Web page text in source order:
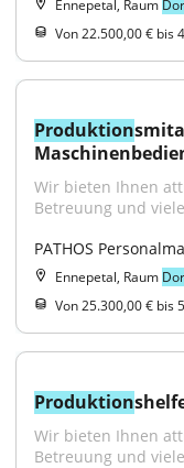
Ennepetal, Raum
Von 22.500,00 € bis
Produktion
Wir bieten Ihnen
Betreuung und
PATHOS
Ennepetal, Raum
Von 25.300,00 € bis
Produktion
Wir bieten Ihnen
Betreuung und